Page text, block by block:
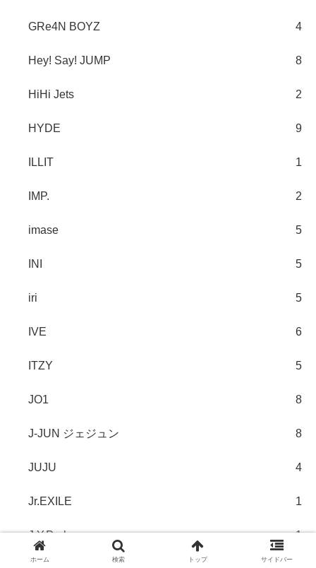
GRe4N BOYZ 4
Hey! Say! JUMP 8
HiHi Jets 2
HYDE 9
ILLIT 1
IMP. 2
imase 5
INI 5
iri 5
IVE 6
ITZY 5
JO1 8
J-JUN ジェジュン 8
JUJU 4
Jr.EXILE 1
J.Y.Park 1
ホーム 検索 トップ サイドバー